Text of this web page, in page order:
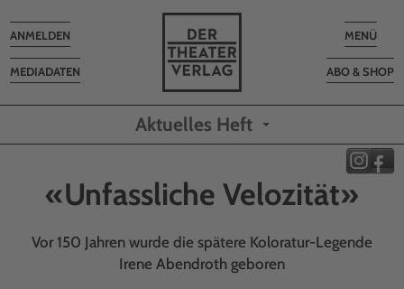
Toggle
MENÜ
ABO & SHOP
MEDIADATEN
Toggle
navigation
ANMELDEN
Aktuelles Heft
«Unfassliche Velozität»
Vor 150 Jahren wurde die spätere Koloratur-Legende
Irene Abendroth geboren